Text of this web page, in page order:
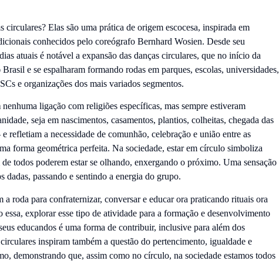
circulares? Elas são uma prática de origem escocesa, inspirada em
conhecidos pelo coreógrafo Bernhard Wosien. Desde seu
atuais é notável a expansão das danças circulares, que no início da
e se espalharam formando rodas em parques, escolas, universidades,
e organizações dos mais variados segmentos.
ligação com religiões específicas, mas sempre estiveram
seja em nascimentos, casamentos, plantios, colheitas, chegada das
refletiam a necessidade de comunhão, celebração e união entre as
forma geométrica perfeita. Na sociedade, estar em círculo simboliza
todos poderem estar se olhando, enxergando o próximo. Uma sensação
dadas, passando e sentindo a energia do grupo.
a roda para confraternizar, conversar e educar ora praticando rituais ora
essa, explorar esse tipo de atividade para a formação e desenvolvimento
educandos é uma forma de contribuir, inclusive para além dos
inspiram também a questão do pertencimento, igualdade e
demonstrando que, assim como no círculo, na sociedade estamos todos